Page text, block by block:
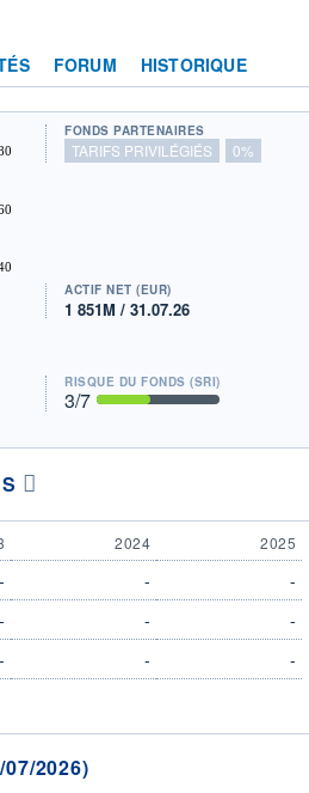
FORUM HISTORIQUE
FONDS PARTENAIRES
TARIFS PRIVILÉGIÉS 0%
ACTIF NET (EUR)
1 851M / 31.07.26
RISQUE DU FONDS (SRI)
3/7
2024
2025
- - -
- - -
- - -
2026)